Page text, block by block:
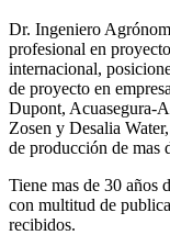
Dr. Ingeniero
profesional en
internacional,
de proyecto en
Dupont, Acuasegura-
Zosen y Desalia
de producción de mas
Tiene mas de 30 años
con multitud de
recibidos.